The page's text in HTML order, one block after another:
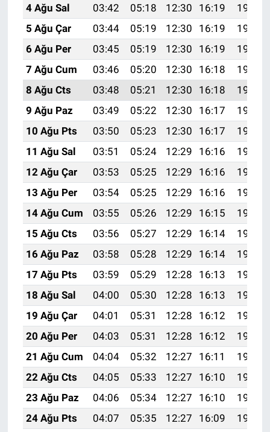
4 Ağu Sal
03:42 05:18 12:30 16:19
19:33
5 Ağu Çar
03:44 05:19 12:30 16:19
19:32
6 Ağu Per
03:45 05:19 12:30 16:19
19:31
7 Ağu Cum
03:46 05:20 12:30 16:18
19:30
8 Ağu Cts
03:48 05:21 12:30 16:18
19:29
9 Ağu Paz
03:49 05:22 12:30 16:17
19:28
10 Ağu Pts
03:50 05:23 12:30 16:17
19:26
11 Ağu Sal
03:51 05:24 12:29 16:16
19:25
12 Ağu Çar
03:53 05:25 12:29 16:16
19:24
13 Ağu Per
03:54 05:25 12:29 16:16
19:23
14 Ağu Cum
03:55 05:26 12:29 16:15
19:22
15 Ağu Cts
03:56 05:27 12:29 16:14
19:20
16 Ağu Paz
03:58 05:28 12:29 16:14
19:19
17 Ağu Pts
03:59 05:29 12:28 16:13
19:18
18 Ağu Sal
04:00 05:30 12:28 16:13
19:17
19 Ağu Çar
04:01 05:31 12:28 16:12
19:15
20 Ağu Per
04:03 05:31 12:28 16:12
19:14
21 Ağu Cum
04:04 05:32 12:27 16:11
19:13
22 Ağu Cts
04:05 05:33 12:27 16:10
19:11
23 Ağu Paz
04:06 05:34 12:27 16:10
19:10
24 Ağu Pts
04:07 05:35 12:27 16:09
19:08